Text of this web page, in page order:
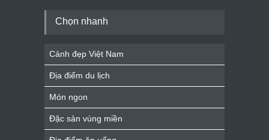
Chọn nhanh
Cảnh đẹp Việt Nam
Địa điểm du lịch
Món ngon
Đặc sản vùng miền